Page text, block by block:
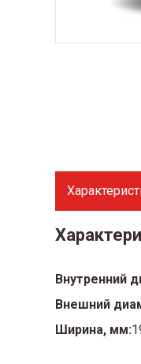
Внутренний
Внешний
Ширина, мм: